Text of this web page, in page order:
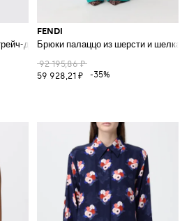
джерси
FENDI
Брюки палаццо из шерсти и шелка
92 195,86 ₽
59 928,21 ₽
-35%